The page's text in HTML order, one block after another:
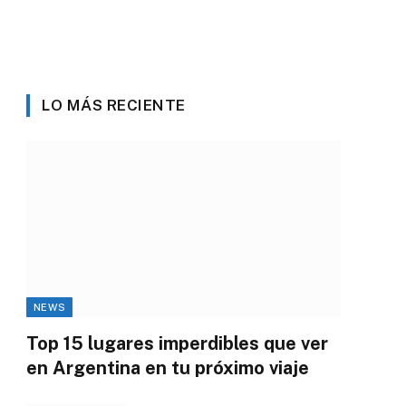
LO MÁS RECIENTE
NEWS
Top 15 lugares imperdibles que ver
en Argentina en tu próximo viaje